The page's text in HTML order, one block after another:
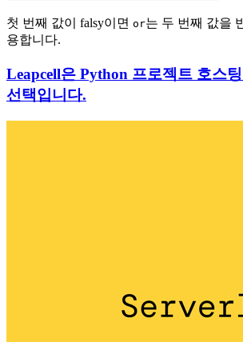
첫 번째 값이 falsy이면 or는 두 번째 값을
용합니다.
Leapcell은 Python 프로젝트 호스
선택입니다.